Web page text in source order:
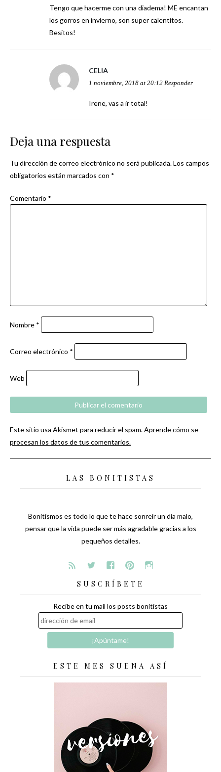
Tengo que hacerme con una diadema! ME encantan
los gorros en invierno, son super calentitos.
Besitos!
CELIA
1 noviembre, 2018 at 20:12 Responder
Irene, vas a ir total!
Deja una respuesta
Tu dirección de correo electrónico no será publicada.Los campos
obligatorios están marcados con *
Comentario *
Nombre *
Correo electrónico *
Web
Este sitio usa Akismet para reducir el spam.Aprende cómo se
procesan los datos de tus comentarios.
LAS BONITISTAS
Bonitismos es todo lo que te hace sonreír un día malo,
pensar que la vida puede ser más agradable gracias a los
pequeños detalles.
SUSCRÍBETE
Recibe en tu mail los posts bonitistas
ESTE MES SUENA ASÍ